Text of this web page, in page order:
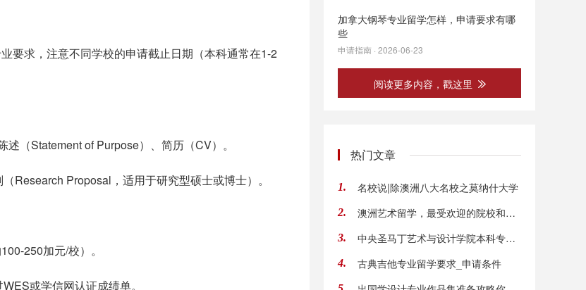
要求，注意不同学校的申请截止日期（本科通常在1-2
（Statement of Purpose）、简历（CV）。
Research Proposal，适用于研究型硕士或博士）。
250加元/校）。
或学信网认证成绩单。
加拿大钢琴专业留学怎样，申请要求有哪
些
申请指南 · 2026-06-23
阅读更多内容，戳这里
热门文章
1. 名校说|除澳洲八大名校之莫纳什大学
2. 澳洲艺术留学，最受欢迎的院校和专业是什么?
3. 中央圣马丁艺术与设计学院本科专业解析
4. 古典吉他专业留学要求_申请条件